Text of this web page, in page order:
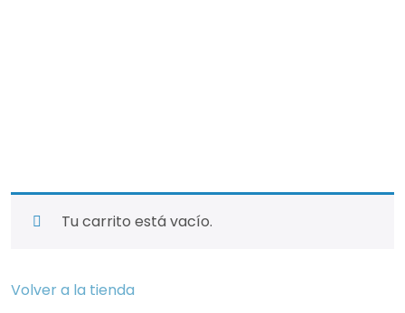
Tu carrito está vacío.
Volver a la tienda